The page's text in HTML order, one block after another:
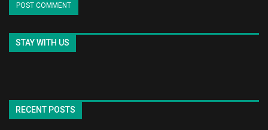
STAY WITH US
RECENT POSTS